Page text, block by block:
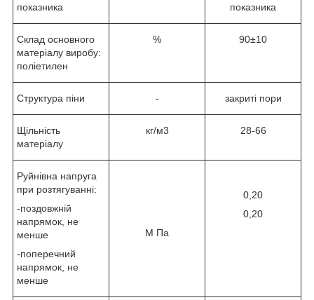
показника
показника
Склад основного
матеріалу виробу:
поліетилен
% 90±10
Структура піни - закриті пори
Щільність
матеріалу
кг/м3 28-66
Руйнівна напруга
при розтягуванні:
-поздовжній
напрямок, не
менше
-поперечний
напрямок, не
менше
М Па
0,20
0,20